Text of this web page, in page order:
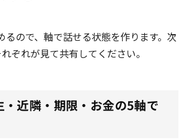
るので、軸で話せる状態を作ります。次
ぞれが見て共有してください。
・近隣・期限・お金の5軸で